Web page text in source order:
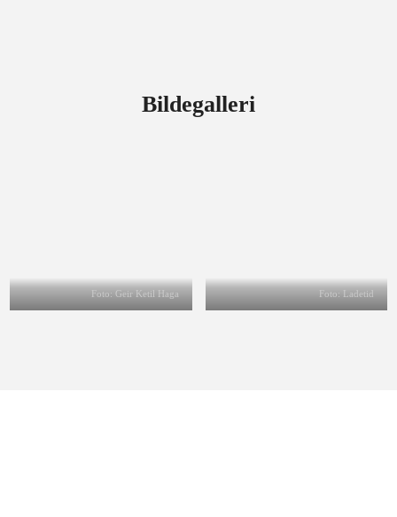
Bildegalleri
Foto: Geir Ketil Haga Foto: Ladetid